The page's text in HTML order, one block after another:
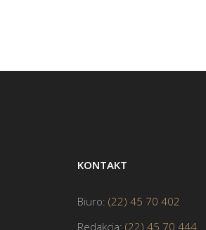
KONTAKT
Biuro: (22) 45 70 402
Redakcja: (22) 45 70 444